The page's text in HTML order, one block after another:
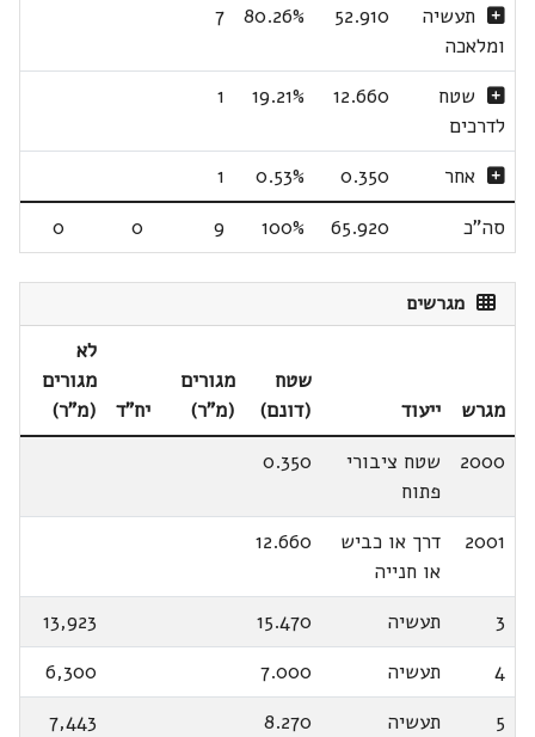
תעשיה
ומלאכה
52.910
80.26%
7
שטח
לדרכים
12.660
19.21%
1
אחר 0.350
0.53%
1
סה"כ
65.920
100%
9
0
0
מגרשים
מגרש ייעוד
שטח
(דונם)
מגורים
(מ"ר)
יח"ד
לא
מגורים
(מ"ר)
2000
שטח ציבורי
פתוח
0.350
2001
דרך או כביש
או חנייה
12.660
3 תעשיה 15.470
13,923
4
תעשיה 7.000
6,300
5
תעשיה 8.270
7,443